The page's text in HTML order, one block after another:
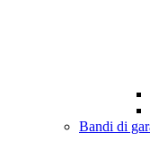
Bandi di